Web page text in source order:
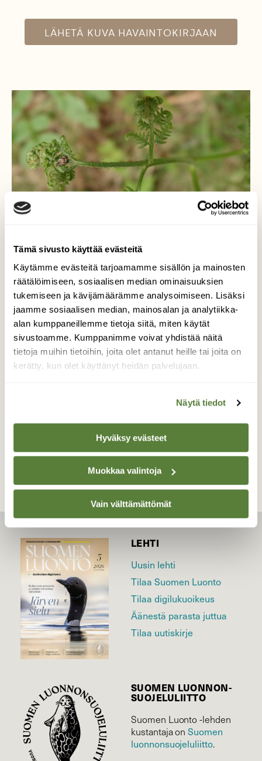
Tämä sivusto käyttää evästeitä
Käytämme evästeitä tarjoamamme sisällön ja mainosten
räätälöimiseen, sosiaalisen median ominaisuuksien
tukemiseen ja kävijämäärämme analysoimiseen. Lisäksi
jaamme sosiaalisen median, mainosalan ja analytiikka-
alan kumppaneillemme tietoja siitä, miten käytät
sivustoamme. Kumppanimme voivat yhdistää näitä
tietoja muihin tietoihin, joita olet antanut heille tai joita on
kerätty, kun olet käyttänyt heidän palvelujaan.
Näytä tiedot
Hyväksy evästeet
Muokkaa valintoja
Vain välttämättömät
LÄHETÄ KUVA HAVAINTOKIRJAAN
Kovakuoriainen
Luontokuvausretkellä huomasin polun
varrella saniaisen, jonka avautuvalla lehdellä
oli pieni ruskeankirjava kovakuoriainen.
TAKAISIN LISTAAN
LEHTI
Uusin lehti
Tilaa Suomen Luonto
Tilaa digilukuoikeus
Äänestä parasta juttua
Tilaa uutiskirje
SUOMEN LUONNON­
SUOJELU­LIITTO
Suomen Luonto -lehden
kustantaja onSuomen
luonnonsuojelu­liitto.